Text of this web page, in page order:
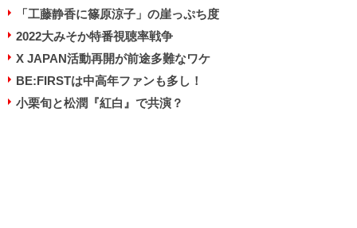
「工藤静香に篠原涼子」の崖っぷち度
2022大みそか特番視聴率戦争
X JAPAN活動再開が前途多難なワケ
BE:FIRSTは中高年ファンも多し！
小栗旬と松潤『紅白』で共演？